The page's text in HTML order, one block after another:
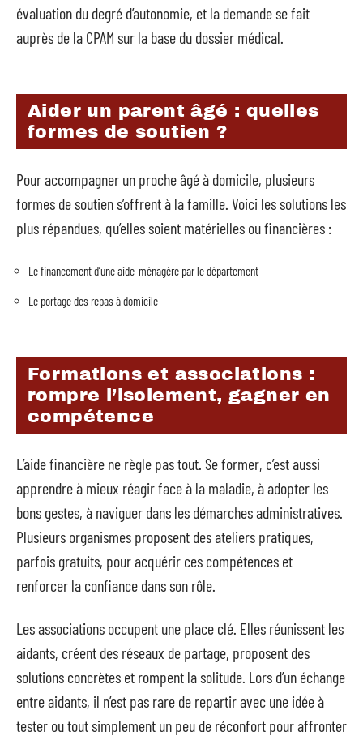
évaluation du degré d’autonomie, et la demande se fait
auprès de la CPAM sur la base du dossier médical.
Aider un parent âgé : quelles
formes de soutien ?
Pour accompagner un proche âgé à domicile, plusieurs
formes de soutien s’offrent à la famille. Voici les solutions les
plus répandues, qu’elles soient matérielles ou financières :
Le financement d’une aide-ménagère par le département
Le portage des repas à domicile
Formations et associations :
rompre l’isolement, gagner en
compétence
L’aide financière ne règle pas tout. Se former, c’est aussi
apprendre à mieux réagir face à la maladie, à adopter les
bons gestes, à naviguer dans les démarches administratives.
Plusieurs organismes proposent des ateliers pratiques,
parfois gratuits, pour acquérir ces compétences et
renforcer la confiance dans son rôle.
Les associations occupent une place clé. Elles réunissent les
aidants, créent des réseaux de partage, proposent des
solutions concrètes et rompent la solitude. Lors d’un échange
entre aidants, il n’est pas rare de repartir avec une idée à
tester ou tout simplement un peu de réconfort pour affronter